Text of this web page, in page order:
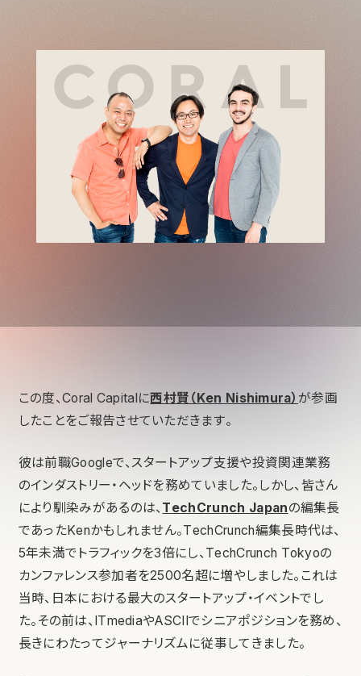
この度、Coral Capitalに西村賢（Ken Nishimura） が参画
したことをご報告させていただきます。
彼は前職Googleで、スタートアップ支援や投資関連業務
のインダストリー・ヘッドを務めていました。しかし、皆さん
により馴染みがあるのは、 TechCrunch Japanの編集長
であったKenかもしれません。TechCrunch編集長時代は、
5年未満でトラフィックを3倍にし、TechCrunch Tokyoの
カンファレンス参加者を2500名超に増やしました。これは
当時、日本における最大のスタートアップ・イベントでし
た。その前は、ITmediaやASCIIでシニアポジションを務め、
長きにわたってジャーナリズムに従事してきました。